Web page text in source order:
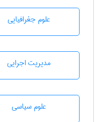
علوم جغرافيايی
مديريت اجرايی
علوم سياسی